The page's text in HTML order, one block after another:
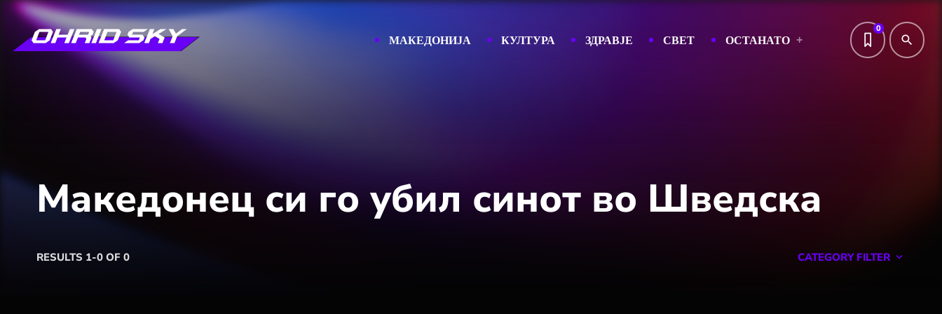
МАКЕДОНИЈА КУЛТУРА ЗДРАВЈЕ СВЕТ ОСТАНАТО
0
search
Македонец си го убил синот во Шведска
RESULTS 1-0 OF 0 CATEGORY FILTER keyboard_arrow_down